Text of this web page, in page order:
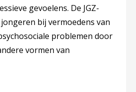
gevoelens. De JGZ-
bij vermoedens van
problemen door
vormen van